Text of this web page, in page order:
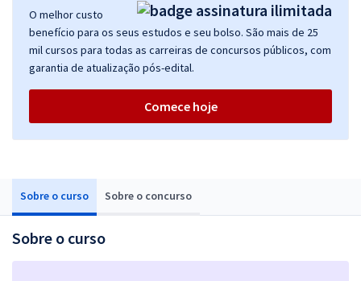
Sobre o curso Sobre o concurso
Sobre o curso
O melhor custo
benefício para os seus estudos e seu bolso. São mais de 25
mil cursos para todas as carreiras de concursos públicos, com
garantia de atualização pós-edital.
Comece hoje